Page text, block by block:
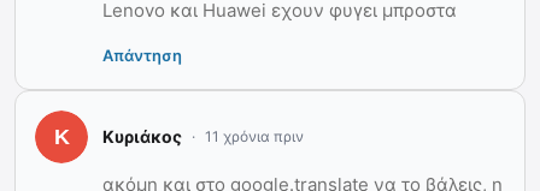
Lenovo και Huawei εχουν φυγει μπροστα
Απάντηση
Κυριάκος 11 χρόνια πριν
ακόμη και στο google.translate να το βάλεις, η